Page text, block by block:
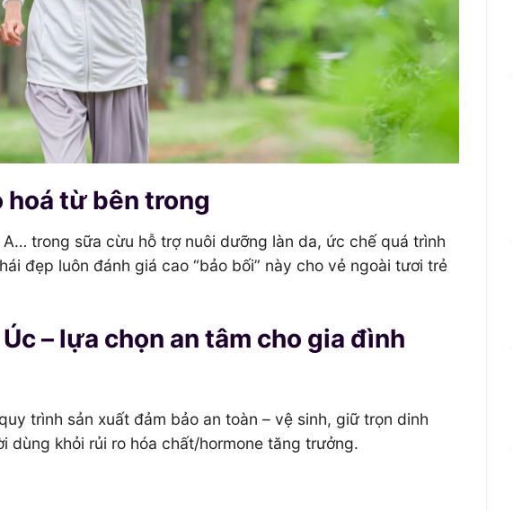
hoá từ bên trong
trong sữa cừu hỗ trợ nuôi dưỡng làn da, ức chế quá trình
đẹp luôn đánh giá cao “bảo bối” này cho vẻ ngoài tươi trẻ
– lựa chọn an tâm cho gia đình
trình sản xuất đảm bảo an toàn – vệ sinh, giữ trọn dinh
khỏi rủi ro hóa chất/hormone tăng trưởng.